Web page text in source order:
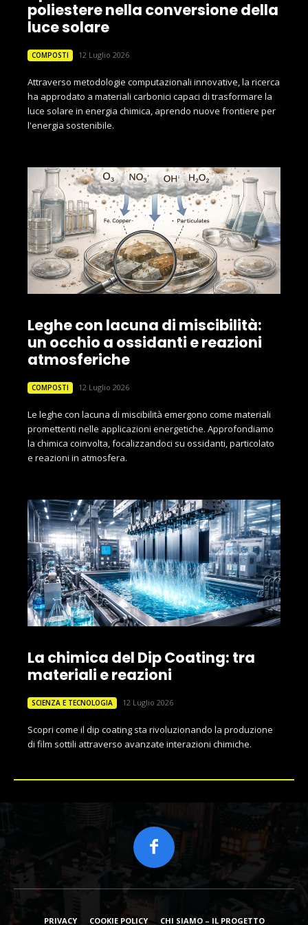
poliestere nella conversione della
luce solare
COMPOSTI 12 Luglio 2026
Attraverso metodologie computazionali innovative, la ricerca
ha approdato a materiali carbonici capaci di trasformare la
luce solare in energia chimica, aprendo nuove frontiere per
l'energia sostenibile.
Leghe con lacuna di miscibilità:
un occhio a ossidanti e reazioni
atmosferiche
COMPOSTI 12 Luglio 2026
Le leghe con lacuna di miscibilità emergono come materiali
promettenti nelle applicazioni energetiche. Approfondiamo
la chimica coinvolta, focalizzandoci su ossidanti, particolato
e reazioni in atmosfera.
La chimica del Dip Coating: tra
materiali e reazioni
SCIENZA E TECNOLOGIA 12 Luglio 2026
Scopri come il dip coating sta rivoluzionando la produzione
di film sottili attraverso avanzate interazioni chimiche.
PRIVACY COOKIE POLICY CHI SIAMO – IL PROGETTO